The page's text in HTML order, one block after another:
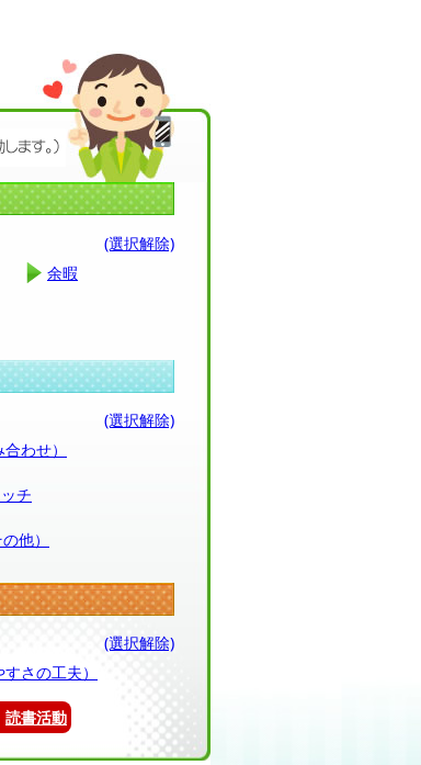
(選択解除)
余暇
(選択解除)
わせ）
チ
他）
(選択解除)
さの工夫）
読書活動